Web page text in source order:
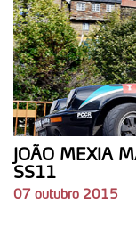
JOÃO MEXIA
SS11
07 outubro 2015